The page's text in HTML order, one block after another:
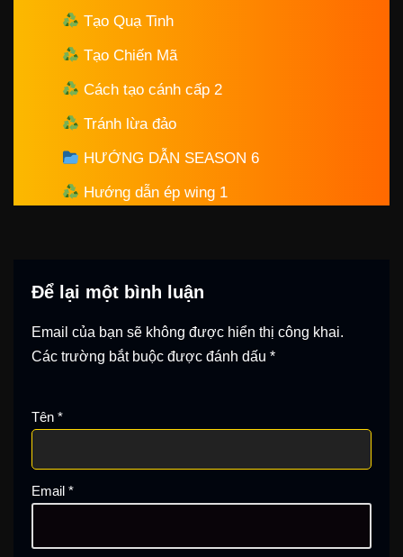
Tạo Quạ Tinh
Tạo Chiến Mã
Cách tạo cánh cấp 2
Tránh lừa đảo
HƯỚNG DẪN SEASON 6
Hướng dẫn ép wing 1
Để lại một bình luận
Email của bạn sẽ không được hiển thị công khai.
Các trường bắt buộc được đánh dấu *
Tên *
Email *